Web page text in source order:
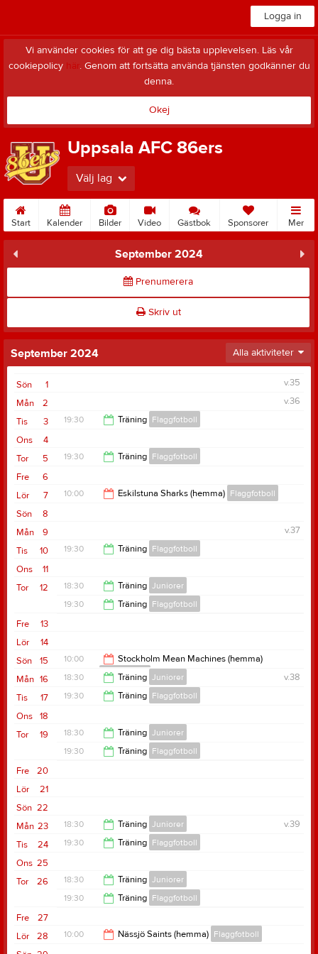
Logga in
Vi använder cookies för att ge dig bästa upplevelsen. Läs vår
cookiepolicy här. Genom att fortsätta använda tjänsten godkänner du
denna.
Okej
Uppsala AFC 86ers
Välj lag
Start Kalender Bilder Video Gästbok Sponsorer Mer
September 2024
Prenumerera
Skriv ut
September 2024 Alla aktiviteter
1
Sön
v.35
2
Mån
v.36
3
Tis 19:30 Träning Flaggfotboll
21:00
4
Ons
5
Tor 19:30 Träning Flaggfotboll
21:00
6
Fre
7
Lör 10:00 Eskilstuna Sharks (hemma) Flaggfotboll
8
Sön
9
Mån
v.37
10
Tis 19:30 Träning Flaggfotboll
21:00
11
Ons
12
Tor 18:30 Träning Juniorer
19:30 Träning Flaggfotboll
13
Fre
14
Lör
15
Sön 10:00
Stockholm Mean Machines (hemma)
Flaggfotboll
19:00
16
Mån v.38
18:30 Träning Juniorer
17
Tis 19:30 Träning Flaggfotboll
21:00
18
Ons
19
Tor 18:30 Träning Juniorer
19:30 Träning Flaggfotboll
20
Fre
21
Lör
22
Sön
23
Mån v.39
18:30 Träning Juniorer
24
Tis 19:30 Träning Flaggfotboll
21:00
25
Ons
26
Tor 18:30 Träning Juniorer
19:30 Träning Flaggfotboll
21:00
27
Fre
28
Lör 10:00 Nässjö Saints (hemma) Flaggfotboll